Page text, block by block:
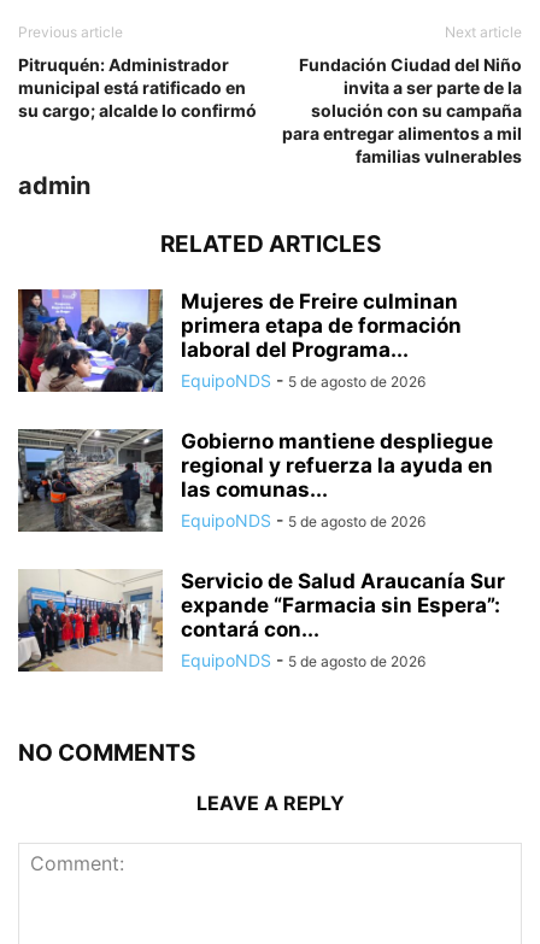
Previous article
Pitruquén: Administrador
municipal está ratificado en
su cargo; alcalde lo confirmó
Next article
Fundación Ciudad del Niño
invita a ser parte de la
solución con su campaña
para entregar alimentos a mil
familias vulnerables
admin
RELATED ARTICLES
Mujeres de Freire culminan
primera etapa de formación
laboral del Programa...
EquipoNDS - 5 de agosto de 2026
Gobierno mantiene despliegue
regional y refuerza la ayuda en
las comunas...
EquipoNDS - 5 de agosto de 2026
Servicio de Salud Araucanía Sur
expande “Farmacia sin Espera”:
contará con...
EquipoNDS - 5 de agosto de 2026
NO COMMENTS
LEAVE A REPLY